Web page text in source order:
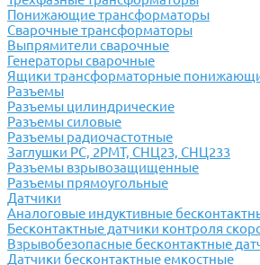
Понижающие трансформаторы
Сварочные трансформаторы
Выпрямители сварочные
Генераторы сварочные
Ящики трансформаторные
Разъемы
Разъемы цилиндрические
Разъемы силовые
Разъемы радиочастотные
Заглушки РС, 2РМТ, СНЦ23, СНЦ233
Разъемы взрывозащищенные
Разъемы прямоугольные
Датчики
Аналоговые индуктивные
Бесконтактные датчики контроля
Взрывобезопасные бесконтактные
Датчики бесконтактные емкостные